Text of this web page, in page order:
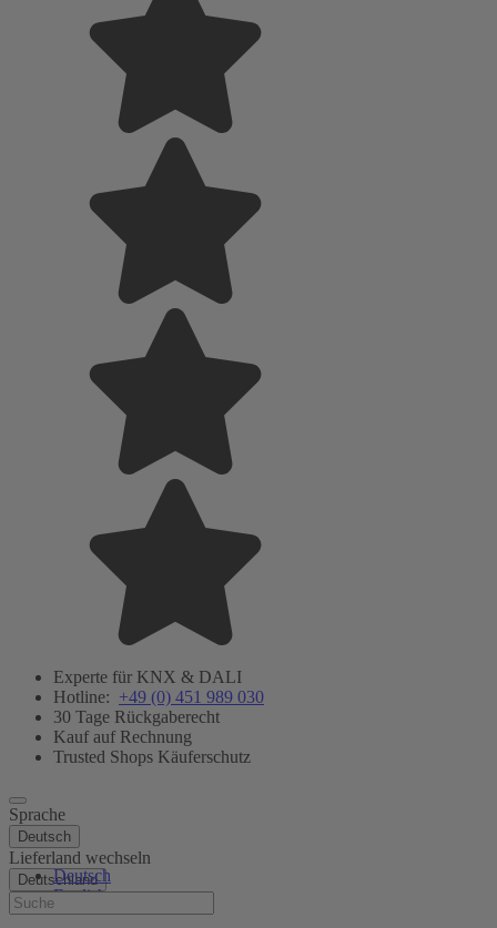
Experte für KNX & DALI
Hotline: +49 (0) 451 989 030
30 Tage Rückgaberecht
Kauf auf Rechnung
Trusted Shops Käuferschutz
Sprache
Deutsch
Deutsch
English
Lieferland wechseln
Deutschland
Hilfe